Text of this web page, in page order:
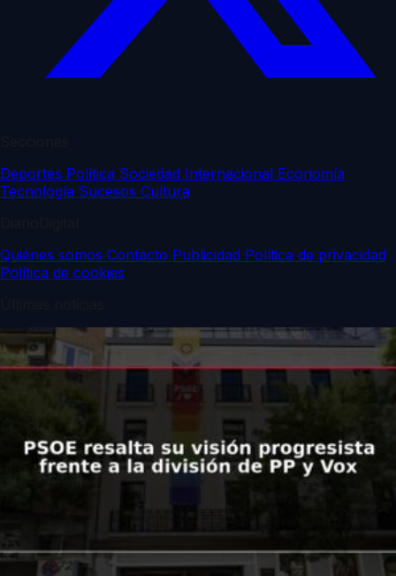
Deportes Política Sociedad Internacional Economía
Tecnología Sucesos Cultura
Quiénes somos Contacto Publicidad Política de privacidad
Política de cookies